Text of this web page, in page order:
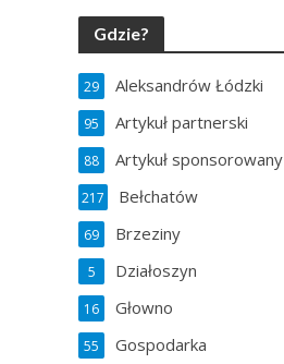
Gdzie?
Aleksandrów Łódzki
29
Artykuł partnerski
95
Artykuł sponsorowany
88
Bełchatów
217
Brzeziny
69
Działoszyn
5
Głowno
16
Gospodarka
55